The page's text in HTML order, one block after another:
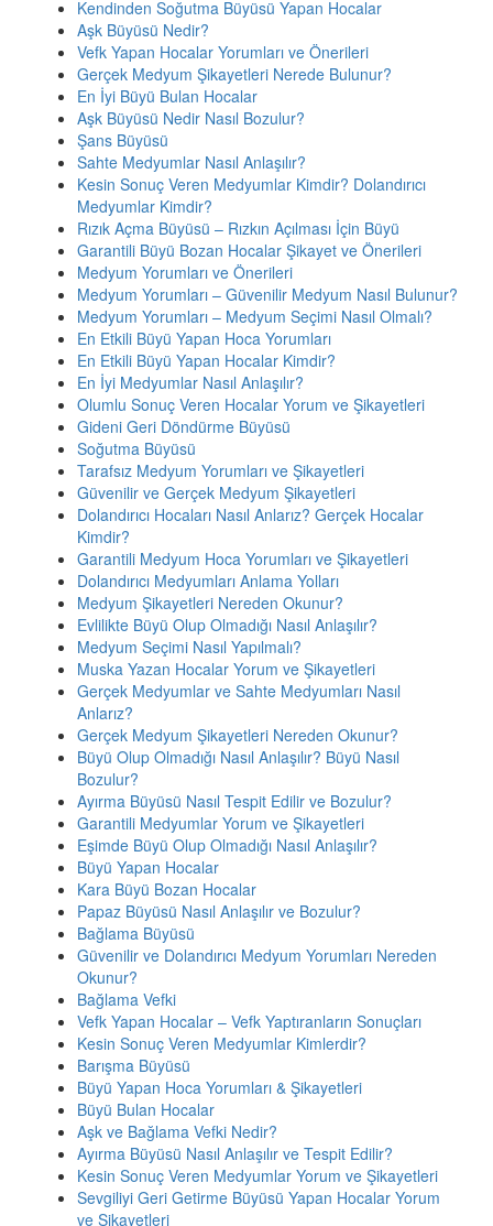
Kendinden Soğutma Büyüsü Yapan Hocalar
Aşk Büyüsü Nedir?
Vefk Yapan Hocalar Yorumları ve Önerileri
Gerçek Medyum Şikayetleri Nerede Bulunur?
En İyi Büyü Bulan Hocalar
Aşk Büyüsü Nedir Nasıl Bozulur?
Şans Büyüsü
Sahte Medyumlar Nasıl Anlaşılır?
Kesin Sonuç Veren Medyumlar Kimdir? Dolandırıcı
Medyumlar Kimdir?
Rızık Açma Büyüsü – Rızkın Açılması İçin Büyü
Garantili Büyü Bozan Hocalar Şikayet ve Önerileri
Medyum Yorumları ve Önerileri
Medyum Yorumları – Güvenilir Medyum Nasıl Bulunur?
Medyum Yorumları – Medyum Seçimi Nasıl Olmalı?
En Etkili Büyü Yapan Hoca Yorumları
En Etkili Büyü Yapan Hocalar Kimdir?
En İyi Medyumlar Nasıl Anlaşılır?
Olumlu Sonuç Veren Hocalar Yorum ve Şikayetleri
Gideni Geri Döndürme Büyüsü
Soğutma Büyüsü
Tarafsız Medyum Yorumları ve Şikayetleri
Güvenilir ve Gerçek Medyum Şikayetleri
Dolandırıcı Hocaları Nasıl Anlarız? Gerçek Hocalar
Kimdir?
Garantili Medyum Hoca Yorumları ve Şikayetleri
Dolandırıcı Medyumları Anlama Yolları
Medyum Şikayetleri Nereden Okunur?
Evlilikte Büyü Olup Olmadığı Nasıl Anlaşılır?
Medyum Seçimi Nasıl Yapılmalı?
Muska Yazan Hocalar Yorum ve Şikayetleri
Gerçek Medyumlar ve Sahte Medyumları Nasıl
Anlarız?
Gerçek Medyum Şikayetleri Nereden Okunur?
Büyü Olup Olmadığı Nasıl Anlaşılır? Büyü Nasıl
Bozulur?
Ayırma Büyüsü Nasıl Tespit Edilir ve Bozulur?
Garantili Medyumlar Yorum ve Şikayetleri
Eşimde Büyü Olup Olmadığı Nasıl Anlaşılır?
Büyü Yapan Hocalar
Kara Büyü Bozan Hocalar
Papaz Büyüsü Nasıl Anlaşılır ve Bozulur?
Bağlama Büyüsü
Güvenilir ve Dolandırıcı Medyum Yorumları Nereden
Okunur?
Bağlama Vefki
Vefk Yapan Hocalar – Vefk Yaptıranların Sonuçları
Kesin Sonuç Veren Medyumlar Kimlerdir?
Barışma Büyüsü
Büyü Yapan Hoca Yorumları & Şikayetleri
Büyü Bulan Hocalar
Aşk ve Bağlama Vefki Nedir?
Ayırma Büyüsü Nasıl Anlaşılır ve Tespit Edilir?
Kesin Sonuç Veren Medyumlar Yorum ve Şikayetleri
Sevgiliyi Geri Getirme Büyüsü Yapan Hocalar Yorum
ve Şikayetleri